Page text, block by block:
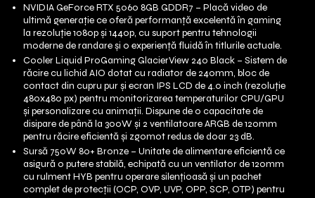
NVIDIA GeForce RTX 5060 8GB GDDR7 – Placă video de
ultimă generație ce oferă performanță excelentă în gaming
la rezoluție 1080p și 1440p, cu suport pentru tehnologii
moderne de randare și o experiență fluidă în titlurile actuale.
Cooler Liquid ProGaming GlacierView 240 Black – Sistem de
răcire cu lichid AIO dotat cu radiator de 240mm, bloc de
contact din cupru pur și ecran IPS LCD de 4.0 inch (rezoluție
480x480 px) pentru monitorizarea temperaturilor CPU/GPU
și personalizare cu animații. Dispune de o capacitate de
disipare de până la 300W și 2 ventilatoare ARGB de 120mm
pentru răcire eficientă și zgomot redus de doar 23 dB.
Sursă 750W 80+ Bronze – Unitate de alimentare eficientă ce
asigură o putere stabilă, echipată cu un ventilator de 120mm
cu rulment HYB pentru operare silențioasă și un pachet
complet de protecții (OCP, OVP, UVP, OPP, SCP, OTP) pentru